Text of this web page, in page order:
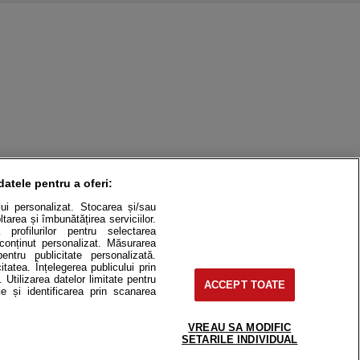
Cât costă?
pentru a oferi:
personalizat. Stocarea și/sau
și îmbunătățirea serviciilor.
profilurilor pentru selectarea
personalizat. Măsurarea
publicitate personalizată.
Înțelegerea publicului prin
datelor limitate pentru
și identificarea prin scanarea
ACCEPT TOATE
VREAU SA MODIFIC
SETARILE INDIVIDUAL